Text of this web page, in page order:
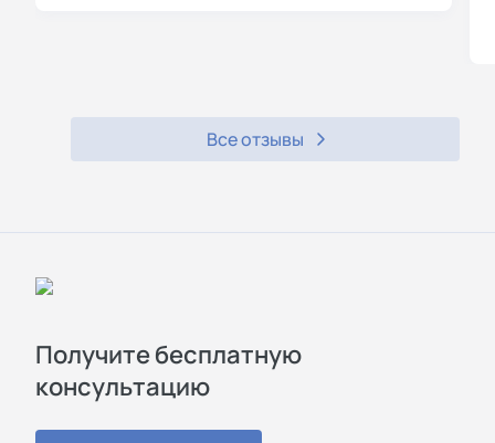
Все отзывы
Получите бесплатную
консультацию